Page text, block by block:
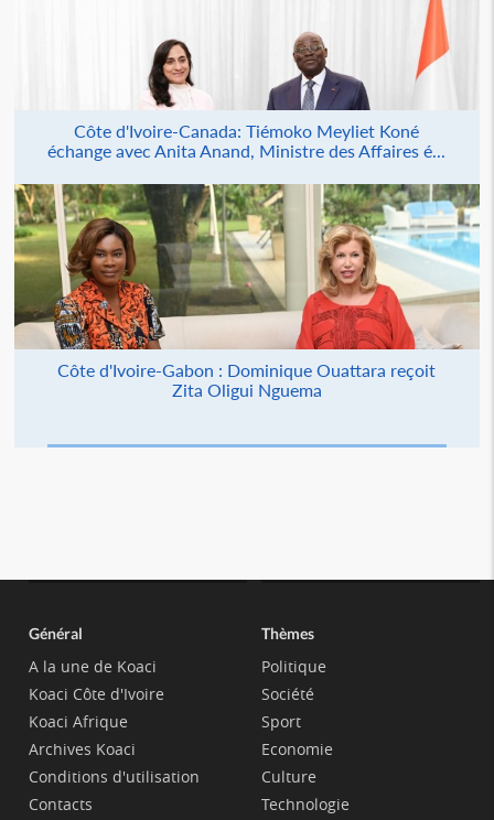
Côte d'Ivoire-Canada: Tiémoko Meyliet Koné
échange avec Anita Anand, Ministre des Affaires é...
Côte d'Ivoire-Gabon : Dominique Ouattara reçoit
Zita Oligui Nguema
Général
A la une de Koaci
Koaci Côte d'Ivoire
Koaci Afrique
Archives Koaci
Conditions d'utilisation
Contacts
Thèmes
Politique
Société
Sport
Economie
Culture
Technologie